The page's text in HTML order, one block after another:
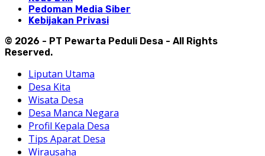
Pedoman Media Siber
Kebijakan Privasi
© 2026 - PT Pewarta Peduli Desa - All Rights
Reserved.
Liputan Utama
Desa Kita
Wisata Desa
Desa Manca Negara
Profil Kepala Desa
Tips Aparat Desa
Wirausaha